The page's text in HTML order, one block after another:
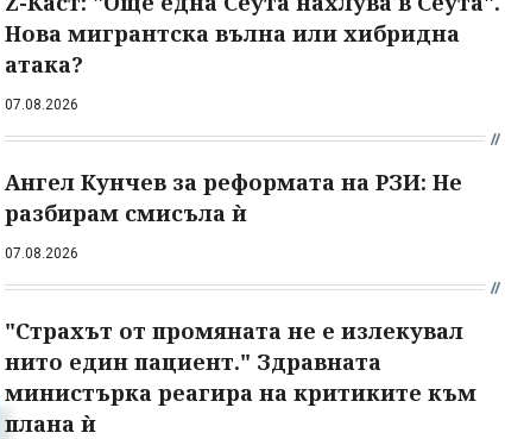
Нова мигрантска вълна или хибридна
атака?
07.08.2026
Ангел Кунчев за реформата на РЗИ: Не
разбирам смисъла ѝ
07.08.2026
"Страхът от промяната не е излекувал
нито един пациент." Здравната
министърка реагира на критиките към
плана ѝ